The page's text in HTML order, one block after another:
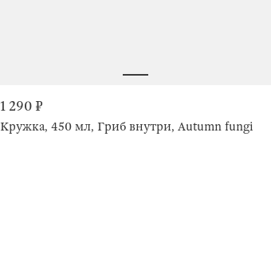
1 290 ₽
Кружка, 450 мл, Гриб внутри, Autumn fungi